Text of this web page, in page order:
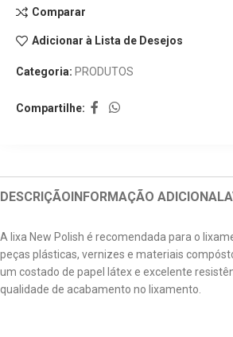
Comparar
Adicionar à Lista de Desejos
Categoria: PRODUTOS
Compartilhe:
DESCRIÇÃOINFORMAÇÃO ADICIONAL
A lixa New Polish é recomendada para o
peças plásticas, vernizes e materiais
um costado de papel látex e excelente
qualidade de acabamento no lixamento.